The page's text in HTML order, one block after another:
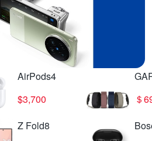
AirPods4
$3,700
＄
Z Fold8